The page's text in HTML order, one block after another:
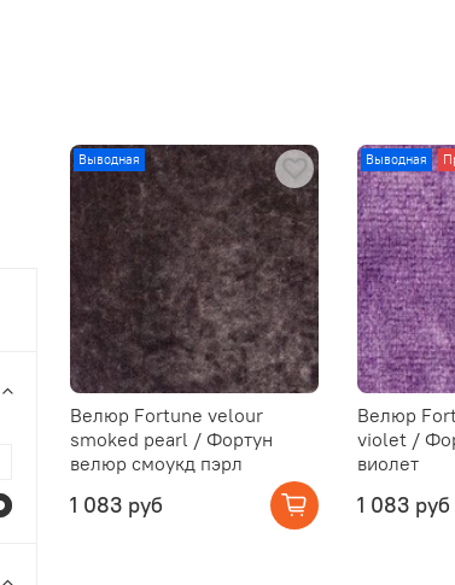
Выводная
Велюр Fortune velour
smoked pearl / Фортун
велюр смоукд пэрл
1 083 руб
Выводная
Велюр
violet /
виолет
1 083 руб